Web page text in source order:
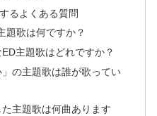
るよくある質問
題歌は何ですか？
主題歌はどれですか？
の主題歌は誰が歌ってい
主題歌は何曲あります